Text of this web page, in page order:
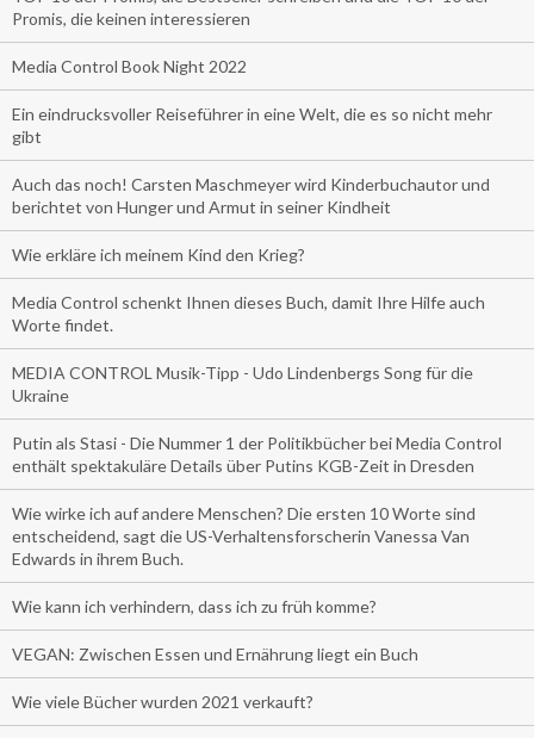
Promis, die keinen interessieren
Media Control Book Night 2022
Ein eindrucksvoller Reiseführer in eine Welt, die es so nicht mehr
gibt
Auch das noch! Carsten Maschmeyer wird Kinderbuchautor und
berichtet von Hunger und Armut in seiner Kindheit
Wie erkläre ich meinem Kind den Krieg?
Media Control schenkt Ihnen dieses Buch, damit Ihre Hilfe auch
Worte findet.
MEDIA CONTROL Musik-Tipp - Udo Lindenbergs Song für die
Ukraine
Putin als Stasi - Die Nummer 1 der Politikbücher bei Media Control
enthält spektakuläre Details über Putins KGB-Zeit in Dresden
Wie wirke ich auf andere Menschen? Die ersten 10 Worte sind
entscheidend, sagt die US-Verhaltensforscherin Vanessa Van
Edwards in ihrem Buch.
Wie kann ich verhindern, dass ich zu früh komme?
VEGAN: Zwischen Essen und Ernährung liegt ein Buch
Wie viele Bücher wurden 2021 verkauft?